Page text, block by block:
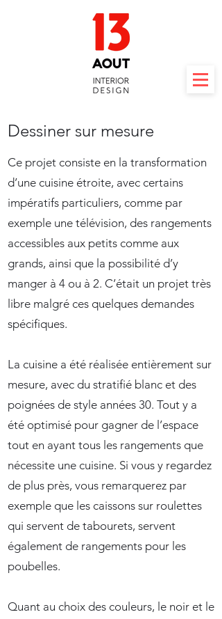
Dessiner sur mesure
Ce projet consiste en la transformation
d’une cuisine étroite, avec certains
impératifs particuliers, comme par
exemple une télévision, des rangements
accessibles aux petits comme aux
grands, ainsi que la possibilité d’y
manger à 4 ou à 2. C’était un projet très
libre malgré ces quelques demandes
spécifiques.
La cuisine a été réalisée entièrement sur
mesure, avec du stratifié blanc et des
poignées de style années 30. Tout y a
été optimisé pour gagner de l’espace
tout en ayant tous les rangements que
nécessite une cuisine. Si vous y regardez
de plus près, vous remarquerez par
exemple que les caissons sur roulettes
qui servent de tabourets, servent
également de rangements pour les
poubelles.
Quant au choix des couleurs, le noir et le